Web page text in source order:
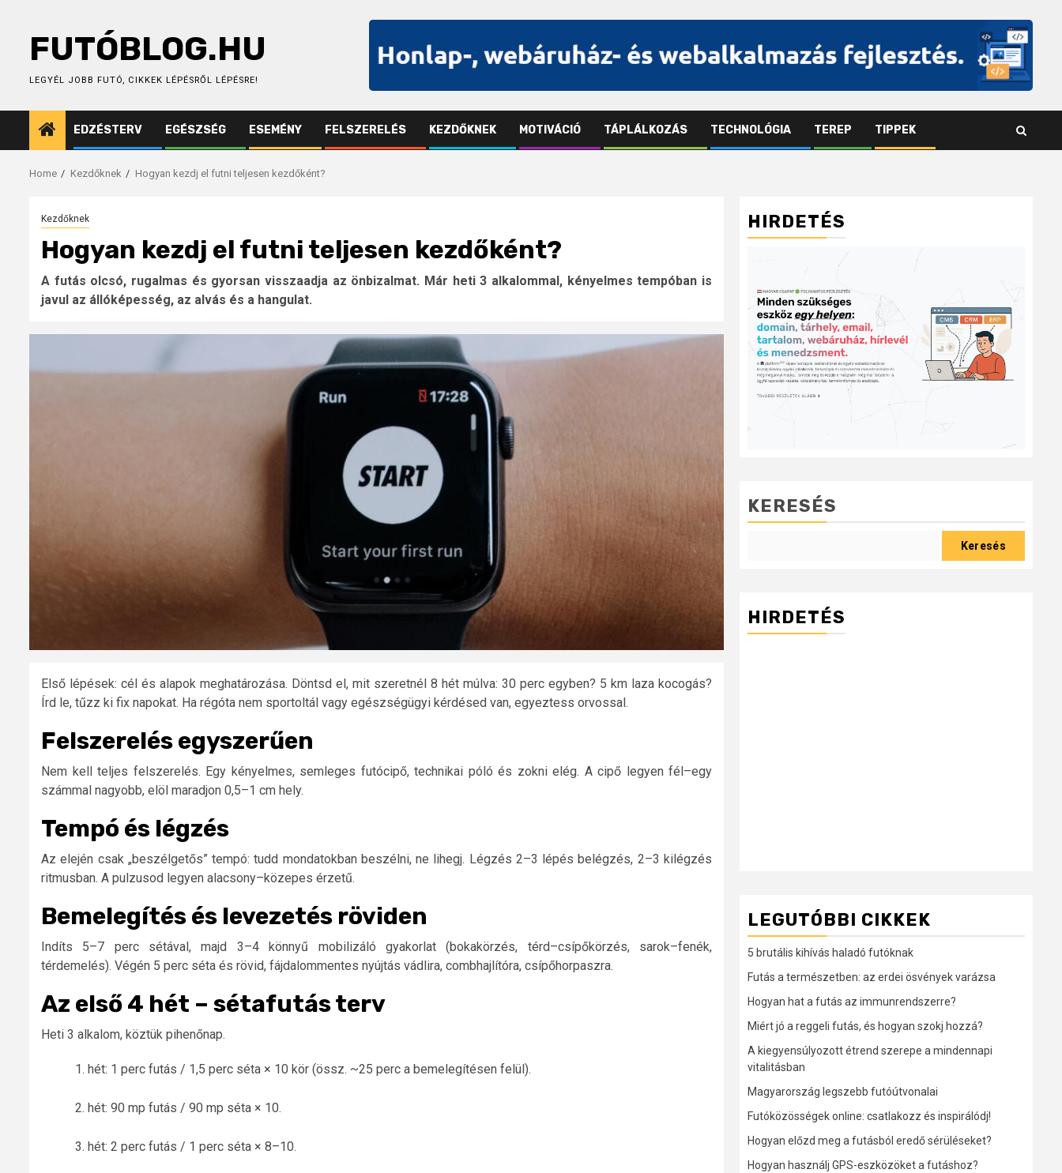
contentFUTÓBLOG.HU
LEGYÉL JOBB FUTÓ, CIKKEK LÉPÉSRŐL LÉPÉSRE!
EDZÉSTERV EGÉSZSÉG ESEMÉNY FELSZERELÉS KEZDŐKNEK MOTIVÁCIÓ TÁPLÁLKOZÁS TECHNOLÓGIA TEREP TIPPEK
Home Kezdőknek Hogyan kezdj el futni teljesen kezdőként?
Kezdőknek
Hogyan kezdj el futni teljesen kezdőként?
A futás olcsó, rugalmas és gyorsan visszaadja az önbizalmat. Már heti 3 alkalommal, kényelmes tempóban is
javul az állóképesség, az alvás és a hangulat.
Első lépések: cél és alapok meghatározása. Döntsd el, mit szeretnél 8 hét múlva: 30 perc egyben? 5 km laza kocogás?
Írd le, tűzz ki fix napokat. Ha régóta nem sportoltál vagy egészségügyi kérdésed van, egyeztess orvossal.
Felszerelés egyszerűen
Nem kell teljes felszerelés. Egy kényelmes, semleges futócipő, technikai póló és zokni elég. A cipő legyen fél–egy
számmal nagyobb, elöl maradjon 0,5–1 cm hely.
Tempó és légzés
Az elején csak „beszélgetős” tempó: tudd mondatokban beszélni, ne lihegj. Légzés 2–3 lépés belégzés, 2–3 kilégzés
ritmusban. A pulzusod legyen alacsony–közepes érzetű.
Bemelegítés és levezetés röviden
Indíts 5–7 perc sétával, majd 3–4 könnyű mobilizáló gyakorlat (bokakörzés, térd–csípőkörzés, sarok–fenék,
térdemelés). Végén 5 perc séta és rövid, fájdalommentes nyújtás vádlira, combhajlítóra, csípőhorpaszra.
Az első 4 hét – sétafutás terv
Heti 3 alkalom, köztük pihenőnap.
hét: 1 perc futás / 1,5 perc séta × 10 kör (össz. ~25 perc a bemelegítésen felül).
hét: 90 mp futás / 90 mp séta × 10.
hét: 2 perc futás / 1 perc séta × 8–10.
HIRDETÉS
KERESÉS
Keresés
HIRDETÉS
LEGUTÓBBI CIKKEK
5 brutális kihívás haladó futóknak
Futás a természetben: az erdei ösvények varázsa
Hogyan hat a futás az immunrendszerre?
Miért jó a reggeli futás, és hogyan szokj hozzá?
A kiegyensúlyozott étrend szerepe a mindennapi
vitalitásban
Magyarország legszebb futóútvonalai
Futóközösségek online: csatlakozz és inspirálódj!
Hogyan előzd meg a futásból eredő sérüléseket?
Hogyan használj GPS-eszközöket a futáshoz?